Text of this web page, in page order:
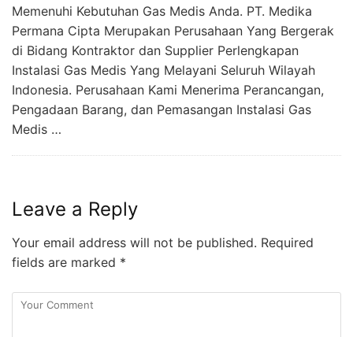
Memenuhi Kebutuhan Gas Medis Anda. PT. Medika
Permana Cipta Merupakan Perusahaan Yang Bergerak
di Bidang Kontraktor dan Supplier Perlengkapan
Instalasi Gas Medis Yang Melayani Seluruh Wilayah
Indonesia. Perusahaan Kami Menerima Perancangan,
Pengadaan Barang, dan Pemasangan Instalasi Gas
Medis …
Leave a Reply
Your email address will not be published. Required
fields are marked *